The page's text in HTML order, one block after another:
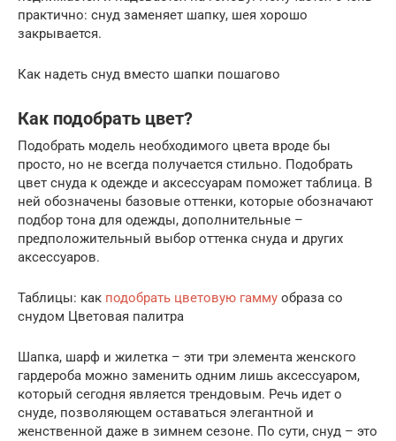
практично: снуд заменяет шапку, шея хорошо
закрывается.
Как надеть снуд вместо шапки пошагово
Как подобрать цвет?
Подобрать модель необходимого цвета вроде бы
просто, но не всегда получается стильно. Подобрать
цвет снуда к одежде и аксессуарам поможет таблица. В
ней обозначены базовые оттенки, которые обозначают
подбор тона для одежды, дополнительные –
предположительный выбор оттенка снуда и других
аксессуаров.
Таблицы: как подобрать цветовую гамму образа со
снудом Цветовая палитра
Шапка, шарф и жилетка – эти три элемента женского
гардероба можно заменить одним лишь аксессуаром,
который сегодня является трендовым. Речь идет о
снуде, позволяющем оставаться элегантной и
женственной даже в зимнем сезоне. По сути, снуд – это